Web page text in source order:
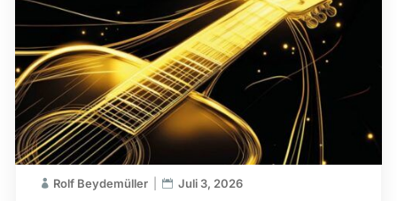
Rolf Beydemüller Juli 3, 2026